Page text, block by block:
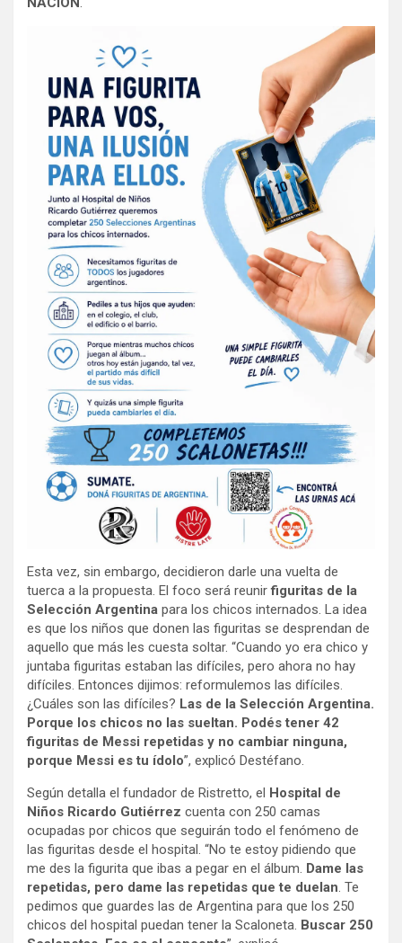
Esta vez, sin embargo, decidieron darle una vuelta de
tuerca a la propuesta. El foco será reunirfiguritas de la
Selección Argentina para los chicos internados. La idea
es que los niños que donen las figuritas se desprendan de
aquello que más les cuesta soltar. “Cuando yo era chico y
juntaba figuritas estaban las difíciles, pero ahora no hay
difíciles. Entonces dijimos: reformulemos las difíciles.
¿Cuáles son las difíciles? Las de la Selección Argentina.
Porque los chicos no las sueltan. Podés tener 42
figuritas de Messi repetidas y no cambiar ninguna,
porque Messi es tu ídolo”, explicó Destéfano.
Según detalla el fundador de Ristretto, el Hospital de
Niños Ricardo Gutiérrez cuenta con 250 camas
ocupadas por chicos que seguirán todo el fenómeno de
las figuritas desde el hospital. “No te estoy pidiendo que
me des la figurita que ibas a pegar en el álbum. Dame las
repetidas, pero dame las repetidas que te duelan . Te
pedimos que guardes las de Argentina para que los 250
chicos del hospital puedan tener la Scaloneta. Buscar 250